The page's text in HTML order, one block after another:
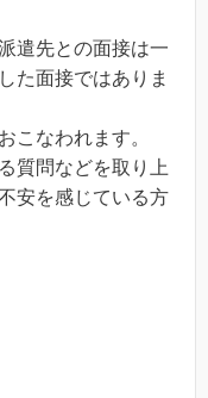
遣先との面接は一
た面接ではありま
こなわれます。
質問などを取り上
安を感じている方